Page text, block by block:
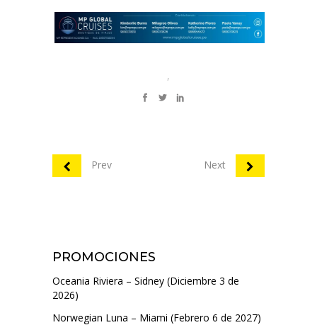
,
Prev Next
PROMOCIONES
Oceania Riviera – Sidney (Diciembre 3 de
2026)
Norwegian Luna – Miami (Febrero 6 de 2027)